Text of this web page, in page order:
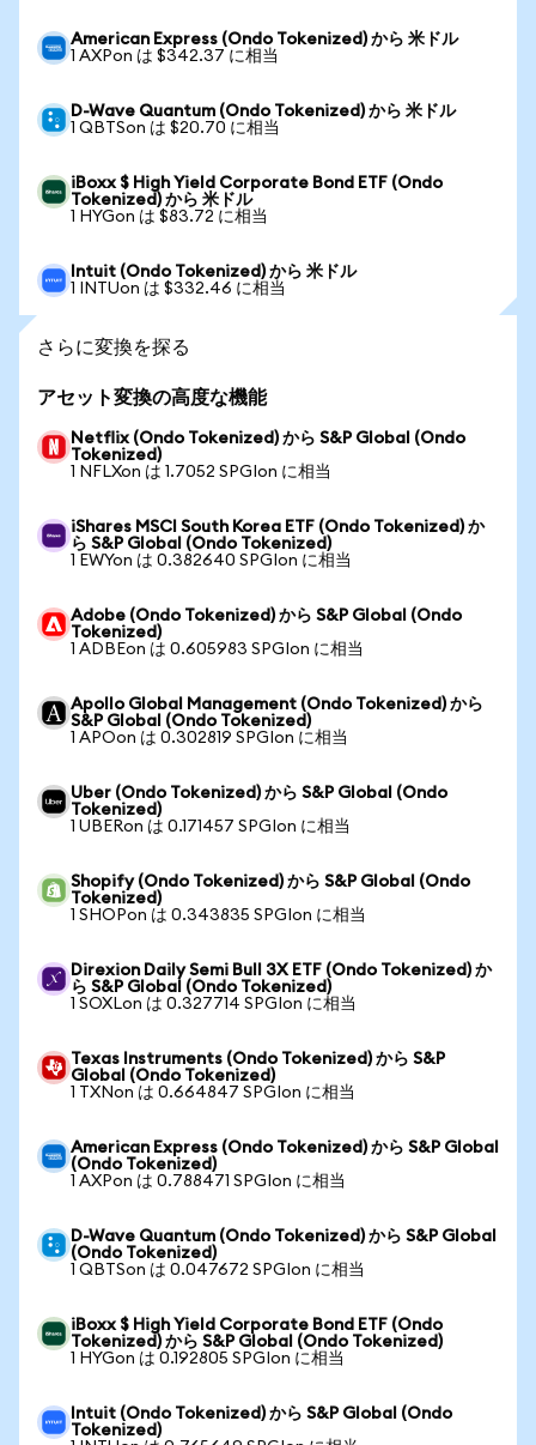
American Express (Ondo Tokenized) から 米ドル
1 AXPon は $342.37 に相当
D-Wave Quantum (Ondo Tokenized) から 米ドル
1 QBTSon は $20.70 に相当
iBoxx $ High Yield Corporate Bond ETF (Ondo
Tokenized) から 米ドル
1 HYGon は $83.72 に相当
Intuit (Ondo Tokenized) から 米ドル
1 INTUon は $332.46 に相当
さらに変換を探る
アセット変換の高度な機能
Netflix (Ondo Tokenized) から S&P Global (Ondo
Tokenized)
1 NFLXon は 1.7052 SPGIon に相当
iShares MSCI South Korea ETF (Ondo Tokenized) か
ら S&P Global (Ondo Tokenized)
1 EWYon は 0.382640 SPGIon に相当
Adobe (Ondo Tokenized) から S&P Global (Ondo
Tokenized)
1 ADBEon は 0.605983 SPGIon に相当
Apollo Global Management (Ondo Tokenized) から
S&P Global (Ondo Tokenized)
1 APOon は 0.302819 SPGIon に相当
Uber (Ondo Tokenized) から S&P Global (Ondo
Tokenized)
1 UBERon は 0.171457 SPGIon に相当
Shopify (Ondo Tokenized) から S&P Global (Ondo
Tokenized)
1 SHOPon は 0.343835 SPGIon に相当
Direxion Daily Semi Bull 3X ETF (Ondo Tokenized) か
ら S&P Global (Ondo Tokenized)
1 SOXLon は 0.327714 SPGIon に相当
Texas Instruments (Ondo Tokenized) から S&P
Global (Ondo Tokenized)
1 TXNon は 0.664847 SPGIon に相当
American Express (Ondo Tokenized) から S&P Global
(Ondo Tokenized)
1 AXPon は 0.788471 SPGIon に相当
D-Wave Quantum (Ondo Tokenized) から S&P Global
(Ondo Tokenized)
1 QBTSon は 0.047672 SPGIon に相当
iBoxx $ High Yield Corporate Bond ETF (Ondo
Tokenized) から S&P Global (Ondo Tokenized)
1 HYGon は 0.192805 SPGIon に相当
Intuit (Ondo Tokenized) から S&P Global (Ondo
Tokenized)